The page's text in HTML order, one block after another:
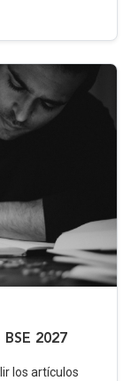
2027
los artículos